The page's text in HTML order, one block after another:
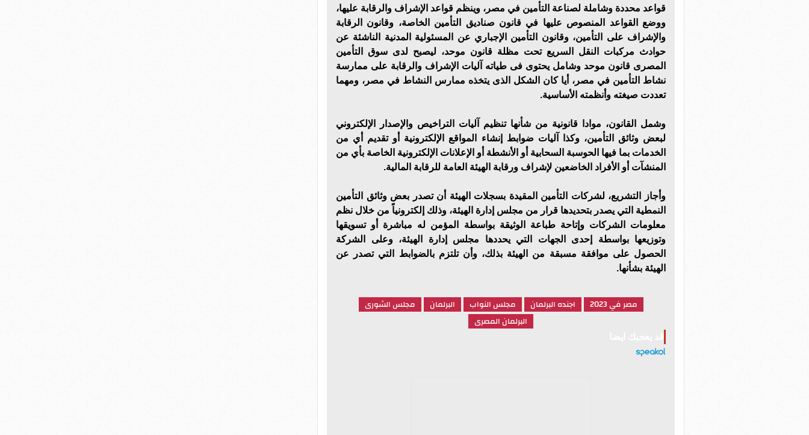
قواعد محددة وشاملة لصناعة التأمين في مصر، وينظم قواعد الإشراف والرقابة عليها،
ووضع القواعد المنصوص عليها في قانون صناديق التأمين الخاصة، وقانون الرقابة
والإشراف على التأمين، وقانون التأمين الإجباري عن المسئولية المدنية الناشئة عن
حوادث مركبات النقل السريع تحت مظلة قانون موحد، ليصبح لدى سوق التأمين
المصرى قانون موحد وشامل يحتوى فى طياته آليات الإشراف والرقابة على ممارسة
نشاط التأمين في مصر، أيا كان الشكل الذى يتخذه ممارس النشاط في مصر، ومهما
تعددت صيغته وأنظمته الأساسية.
وشمل القانون، موادا قانونية من شأنها تنظيم آليات التراخيص والإصدار الإلكتروني
لبعض وثائق التأمين، وكذا آليات ضوابط إنشاء المواقع الإلكترونية أو تقديم أي من
الخدمات بما فيها الحوسبة السحابية أو الأنشطة أو الإعلانات الإلكترونية الخاصة بأي من
المنشآت أو الأفراد الخاضعين لإشراف ورقابة الهيئة العامة للرقابة المالية.
وأجاز التشريع، لشركات التأمين المقيدة بسجلات الهيئة أن تصدر بعض وثائق التأمين
النمطية التي يصدر بتحديدها قرار من مجلس إدارة الهيئة، وذلك إلكترونياً من خلال نظم
معلومات الشركات وإتاحة طباعة الوثيقة بواسطة المؤمن له مباشرة أو تسويقها
وتوزيعها بواسطة إحدى الجهات التي يحددها مجلس إدارة الهيئة، وعلى الشركة
الحصول على موافقة مسبقة من الهيئة بذلك، وأن تلتزم بالضوابط التي تصدر عن
الهيئة بشأنها.
مصر في 2023 اجنده البرلمان مجلس النواب البرلمان
مجلس الشورى
البرلمان المصرى